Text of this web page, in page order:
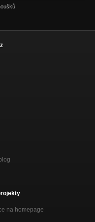
/Dr. Pako, Ilega
10.11.2015
na homepage